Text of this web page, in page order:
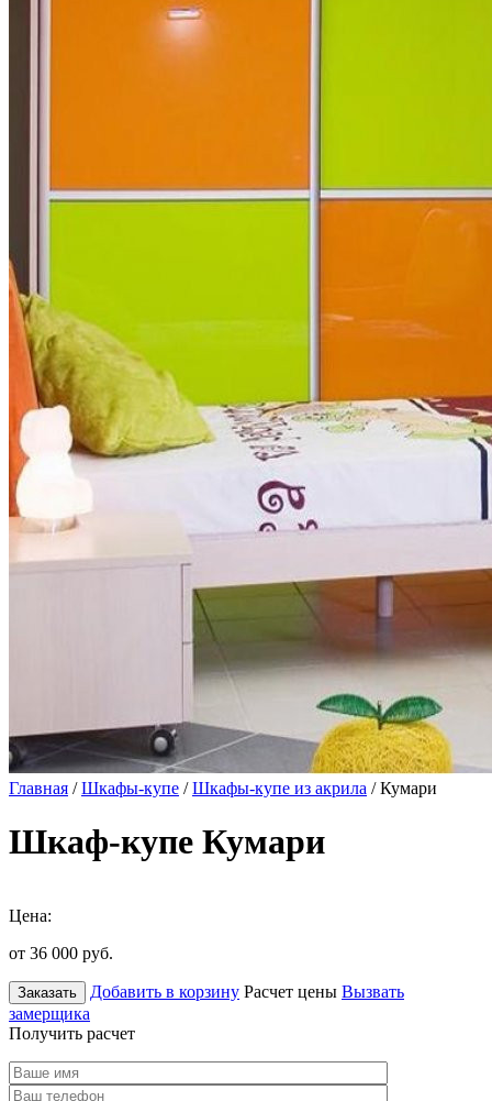
Главная /Шкафы-купе /Шкафы-купе из акрила / Кумари
Шкаф-купе Кумари
Цена:
от 36 000 руб.
Заказать Добавить в корзину Расчет цены Вызвать
замерщика
Получить расчет